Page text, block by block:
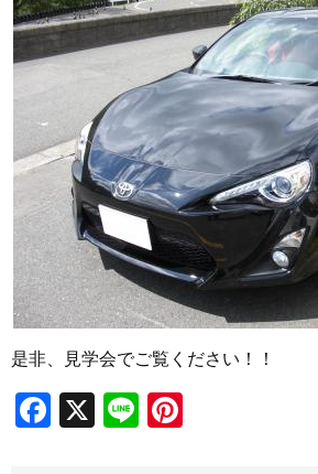
是非、見学会でご覧ください！！
Facebook
X Line